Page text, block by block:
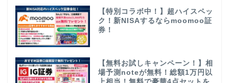
【特別コラボ中！】超ハイスペッ
ク！新NISAするならmoomoo証
券！
【無料お試しキャンペーン！】相
場予測noteが無料！総額1万円以